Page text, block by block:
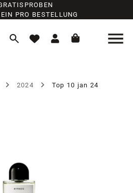
PRO BESTELLUNG
2024 Top 10 jan 24